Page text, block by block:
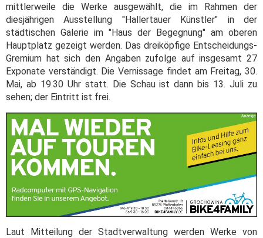
mittlerweile die Werke ausgewählt, die im Rahmen der
diesjährigen Ausstellung "Hallertauer Künstler" in der
städtischen Galerie im "Haus der Begegnung" am oberen
Hauptplatz gezeigt werden. Das dreiköpfige Entscheidungs-
Gremium hat sich den Angaben zufolge auf insgesamt 27
Exponate verständigt. Die Vernissage findet am Freitag, 30.
Mai, ab 19.30 Uhr statt. Die Schau ist dann bis 13. Juli zu
sehen; der Eintritt ist frei.
Laut Mitteilung der Stadtverwaltung werden Werke von